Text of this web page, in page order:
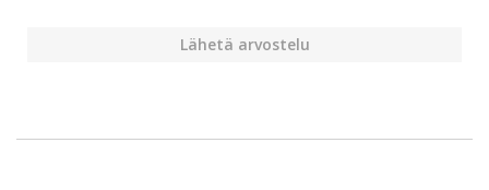
Lähetä arvostelu